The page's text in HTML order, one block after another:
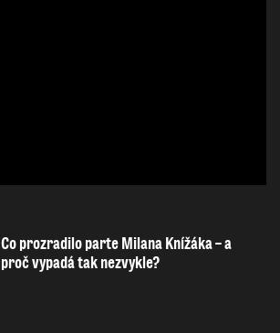
Co prozradilo parte Milana Knížáka – a
proč vypadá tak nezvykle?